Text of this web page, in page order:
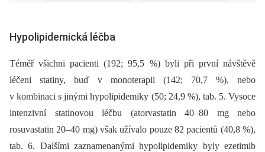
Hypolipidemická léčba
Téměř všichni pacienti (192; 95,5 %) byli při první návštěvě
léčeni statiny, buď v monoterapii (142; 70,7 %), nebo
v kombinaci s jinými hypolipidemiky (50; 24,9 %), tab. 5. Vysoce
intenzivní statinovou léčbu (atorvastatin 40–80 mg nebo
rosuvastatin 20–40 mg) však užívalo pouze 82 pacientů (40,8 %),
tab. 6. Dalšími zaznamenanými hypolipidemiky byly ezetimib